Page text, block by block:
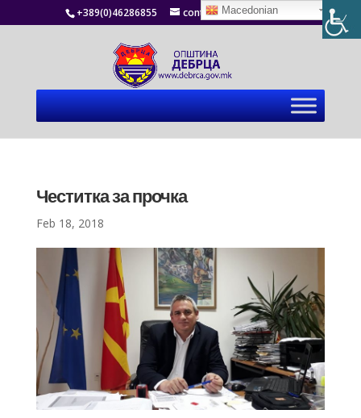
+389(0)46286855 contact@debrca.gov.mk
Честитка за прочка
Feb 18, 2018
Macedonian